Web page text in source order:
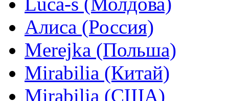
Алиса (Россия)
Merejka (Польша)
Mirabilia (Китай)
Mirabilia (США)